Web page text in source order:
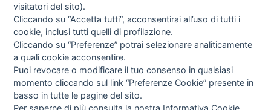
visitatori del sito).
Cliccando su “Accetta tutti”, acconsentirai all’uso di tutti i
cookie, inclusi tutti quelli di profilazione.
Cliccando su “Preferenze” potrai selezionare analiticamente
a quali cookie acconsentire.
Puoi revocare o modificare il tuo consenso in qualsiasi
momento cliccando sul link “Preferenze Cookie” presente in
basso in tutte le pagine del sito.
Per saperne di più consulta la nostra Informativa Cookie